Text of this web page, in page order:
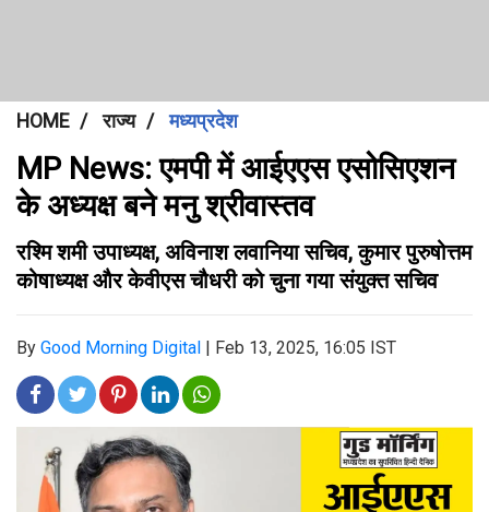
HOME राज्य मध्यप्रदेश
MP News: एमपी में आईएएस एसोसिएशन
के अध्यक्ष बने मनु श्रीवास्तव
रश्मि शमी उपाध्यक्ष, अविनाश लवानिया सचिव, कुमार पुरुषोत्तम
कोषाध्यक्ष और केवीएस चौधरी को चुना गया संयुक्त सचिव
By Good Morning Digital | Feb 13, 2025, 16:05 IST